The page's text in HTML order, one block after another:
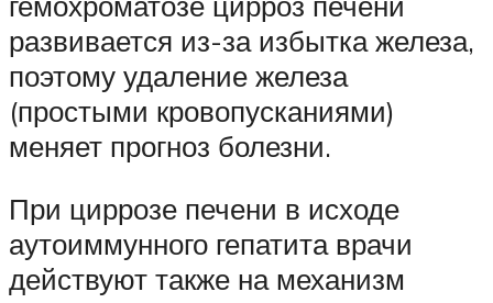
развивается из-за избытка железа,
поэтому удаление железа
(простыми кровопусканиями)
меняет прогноз болезни.
При циррозе печени в исходе
аутоиммунного гепатита врачи
действуют также на механизм